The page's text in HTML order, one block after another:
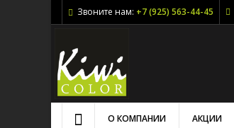
Звоните нам: +7 (925) 563-44-45
О КОМПАНИИ АКЦИИ